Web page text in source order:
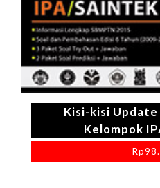
Kisi-kisi Update
Kelompok
Rp